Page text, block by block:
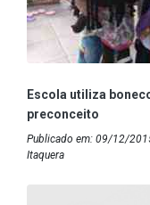
Escola utiliza
preconceito
Publicado em: 09/12/
Itaquera